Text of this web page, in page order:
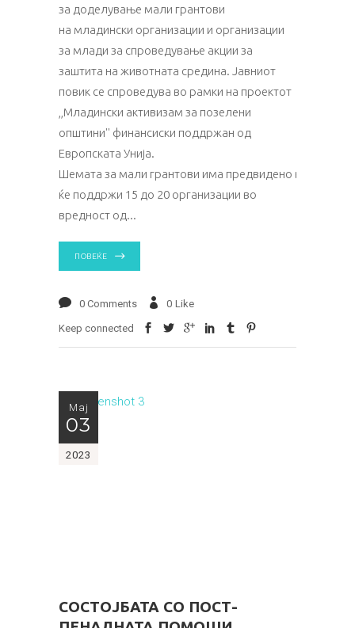
за доделување мали грантови
на младински организации и организации
за млади за спроведување акции за
заштита на животната средина. Јавниот
повик се спроведува во рамки на проектот
,,Младински активизам за позелени
општини'' финансиски поддржан од
Европската Унија.
Шемата за мали грантови има предвидено вкупен
ќе поддржи 15 до 20 организации во
вредност од
ПОВЕЌЕ
0 Comments 0 Like
Keep connected
Мај
03
2023
СОСТОЈБАТА СО ПОСТ-